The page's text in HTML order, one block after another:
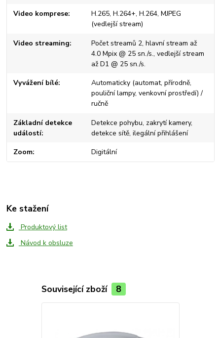
Video komprese
H.265, H.264+, H.264, MJPEG
(vedlejší stream)
Video streaming
Počet streamů 2, hlavní stream až
4.0 Mpix @ 25 sn./s., vedlejší stream
až D1 @ 25 sn./s.
Vyvážení bílé
Automaticky (automat, přírodně,
pouliční lampy, venkovní prostředí) /
ručně
Základní detekce
událostí
Detekce pohybu, zakrytí kamery,
detekce sítě, ilegální přihlášení
Zoom Digitální
Ke stažení
Produktový list
Návod k obsluze
Související zboží 8